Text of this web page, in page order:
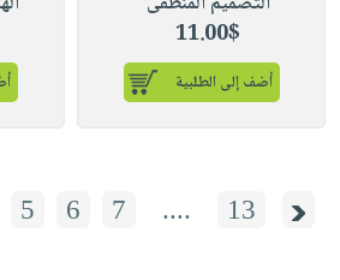
11.00$
أضف إلى الطلبية
5 6 7 .... 13